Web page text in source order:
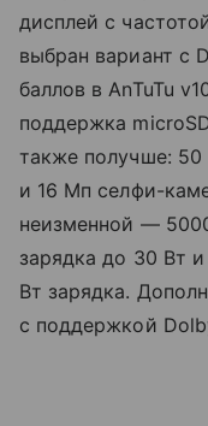
дисплей с
выбран вариант с
баллов в AnTuTu
поддержка
также получше:
и 16 Мп селфи-
неизменной —
зарядка до 30 Вт
Вт зарядка.
с поддержкой